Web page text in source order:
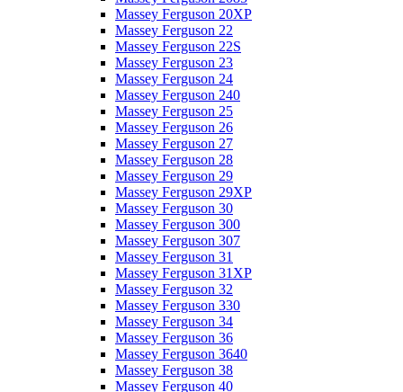
Massey Ferguson 20XP
Massey Ferguson 22
Massey Ferguson 22S
Massey Ferguson 23
Massey Ferguson 24
Massey Ferguson 240
Massey Ferguson 25
Massey Ferguson 26
Massey Ferguson 27
Massey Ferguson 28
Massey Ferguson 29
Massey Ferguson 29XP
Massey Ferguson 30
Massey Ferguson 300
Massey Ferguson 307
Massey Ferguson 31
Massey Ferguson 31XP
Massey Ferguson 32
Massey Ferguson 330
Massey Ferguson 34
Massey Ferguson 36
Massey Ferguson 3640
Massey Ferguson 38
Massey Ferguson 40